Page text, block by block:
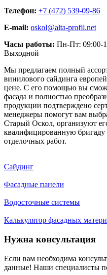
Телефон: +7 (472) 539-09-86
E-mail: oskol@alta-profil.net
Часы работы: Пн-Пт: 09:00-
Выходной
Мы предлагаем полный
винилового сайдинга
цене. С его помощью вы
фасада и полностью
продукции подтверждено
менеджеры помогут вам
Старый Оскол, организуют
квалифицированную
отделочных работ.
Сайдинг
Фасадные панели
Водосточные системы
Калькулятор фасадных
Нужна консультация
Если вам необходима
данные! Наши специалисты